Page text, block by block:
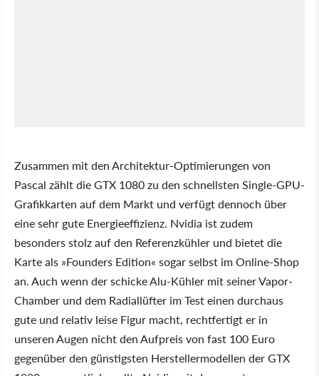
Zusammen mit den Architektur-Optimierungen von
Pascal zählt die GTX 1080 zu den schnellsten Single-GPU-
Grafikkarten auf dem Markt und verfügt dennoch über
eine sehr gute Energieeffizienz. Nvidia ist zudem
besonders stolz auf den Referenzkühler und bietet die
Karte als »Founders Edition« sogar selbst im Online-Shop
an. Auch wenn der schicke Alu-Kühler mit seiner Vapor-
Chamber und dem Radiallüfter im Test einen durchaus
gute und relativ leise Figur macht, rechtfertigt er in
unseren Augen nicht den Aufpreis von fast 100 Euro
gegenüber den günstigsten Herstellermodellen der GTX